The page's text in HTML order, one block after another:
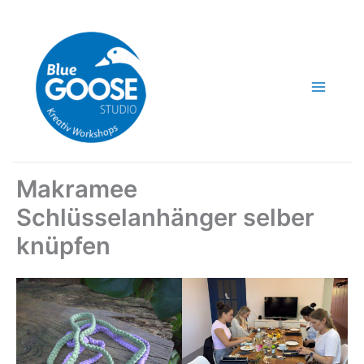
Makramee
Schlüsselanhänger selber
knüpfen